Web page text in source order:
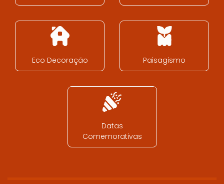
Eco Decoração Paisagismo
Datas
Comemorativas